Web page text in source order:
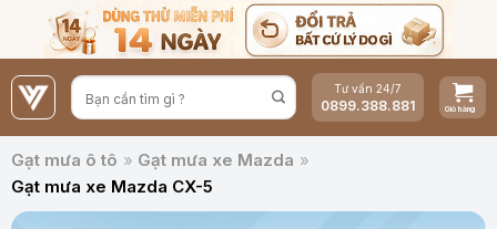
nội
dung
Tư vấn 24/7
0899.388.881
Gạt mưa ô tô » Gạt mưa xe Mazda »
Gạt mưa xe Mazda CX-5